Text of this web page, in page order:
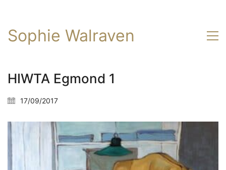
Sophie Walraven
HIWTA Egmond 1
17/09/2017